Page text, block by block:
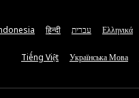
Ελληνικά עברית हिन्दी
Українська Мова
Tiếng Việt